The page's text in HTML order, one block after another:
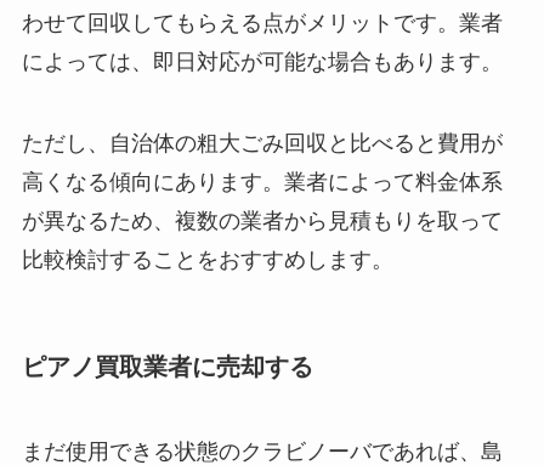
わせて回収してもらえる点がメリットです。業者
によっては、即日対応が可能な場合もあります。
ただし、自治体の粗大ごみ回収と比べると費用が
高くなる傾向にあります。業者によって料金体系
が異なるため、複数の業者から見積もりを取って
比較検討することをおすすめします。
ピアノ買取業者に売却する
まだ使用できる状態のクラビノーバであれば、島